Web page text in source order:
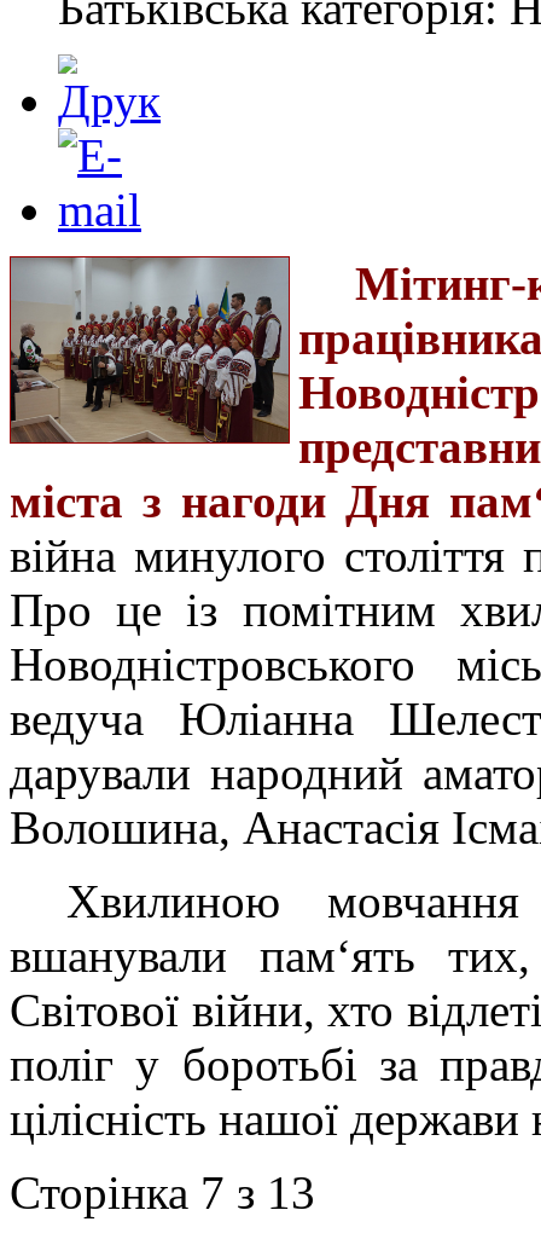
міста з нагоди Дня
війна минулого
Про це із помітним
Новодністровського
ведуча Юліанна
дарували народний
Волошина, Анастасія
Хвилиною
вшанували пам‘ять
Світової війни, хто
поліг у боротьбі за
цілісність нашої
Сторінка 7 з 13